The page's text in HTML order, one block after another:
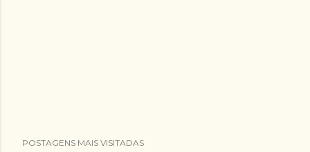
POSTAGENS MAIS VISITADAS